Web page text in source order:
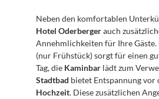
Hotel Oderberger auch
Annehmlichkeiten für Ihre Gäste.
(nur Frühstück) sorgt für einen
Tag, die Kaminbar
Stadtbad
Hochzeit. Diese zusätzlichen